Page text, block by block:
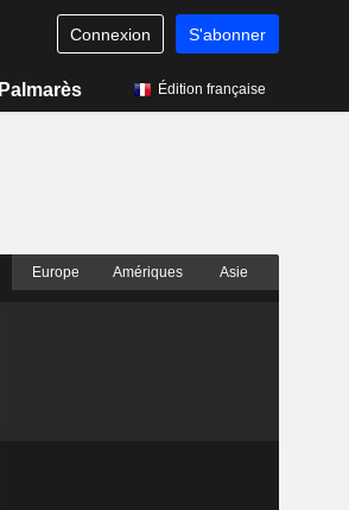
Connexion S'abonner
Palmarès Édition française
Europe Amériques Asie